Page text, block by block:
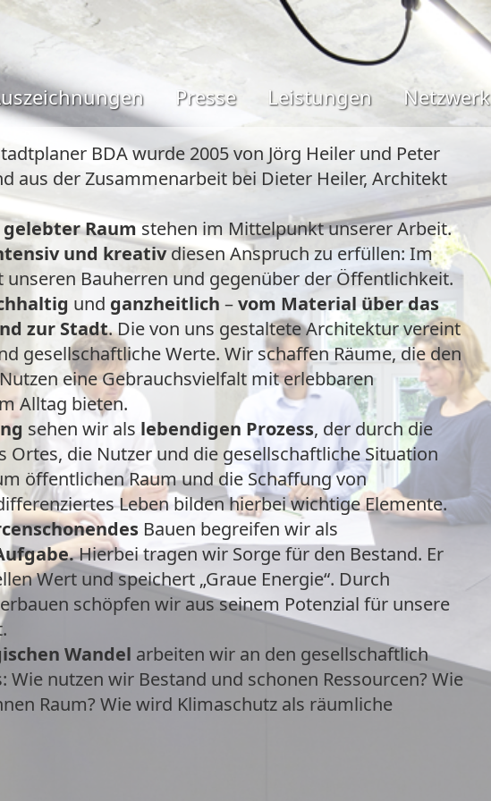
Presse Leistungen Netzwerk
BDA wurde 2005 von Jörg Heiler und Peter
aus der Zusammenarbeit bei Dieter Heiler, Architekt
gelebter Raum stehen im Mittelpunkt unserer Arbeit.
und kreativdiesen Anspruch zu erfüllen: Im
Bauherren und gegenüber der Öffentlichkeit.
und ganzheitlich –vom Material über das
zur Stadt. Die von uns gestaltete Architektur vereint
gesellschaftliche Werte. Wir schaffen Räume, die den
eine Gebrauchsvielfalt mit erlebbaren
Alltag bieten.
sehen wir als lebendigen Prozess, der durch die
Ortes, die Nutzer und die gesellschaftliche Situation
öffentlichen Raum und die Schaffung von
Leben bilden hierbei wichtige Elemente.
Bauen begreifen wir als
Hierbei tragen wir Sorge für den Bestand. Er
Wert und speichert „Graue Energie“. Durch
schöpfen wir aus seinem Potenzial für unsere
Wandel arbeiten wir an den gesellschaftlich
Wie nutzen wir Bestand und schonen Ressourcen? Wie
Raum? Wie wird Klimaschutz als räumliche